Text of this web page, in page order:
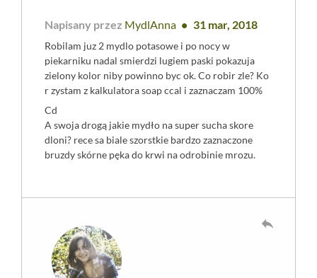
Napisany przez MydlAnna 31 mar, 2018
Robilam juz 2 mydlo potasowe i po nocy w
piekarniku nadal smierdzi lugiem paski pokazuja
zielony kolor niby powinno byc ok. Co robir zle? Ko
r zystam z kalkulatora soap ccal i zaznaczam 100%
Cd
A swoja drogą jakie mydło na super sucha skore
dloni? rece sa biale szorstkie bardzo zaznaczone
bruzdy skórne pęka do krwi na odrobinie mrozu.
reply